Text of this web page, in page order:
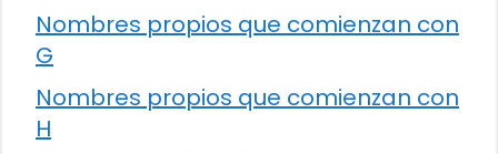
Nombres propios que comienzan con
G
Nombres propios que comienzan con
H